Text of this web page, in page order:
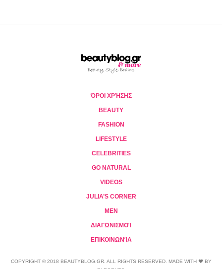
ΌΡΟΙ ΧΡΉΣΗΣ
BEAUTY
FASHION
LIFESTYLE
CELEBRITIES
GO NATURAL
VIDEOS
JULIA’S CORNER
MEN
ΔΙΑΓΩΝΙΣΜΟΊ
ΕΠΙΚΟΙΝΩΝΊΑ
COPYRIGHT © 2018 BEAUTYBLOG.GR. ALL RIGHTS RESERVED. MADE WITH ❤ BY